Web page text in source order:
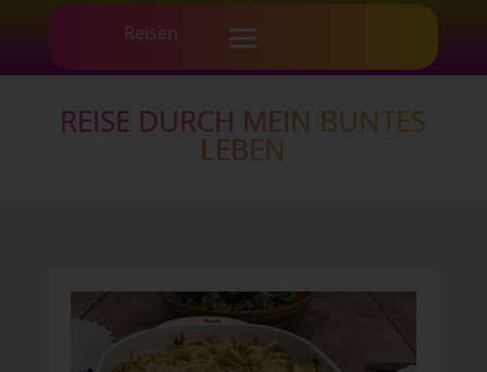
REISE DURCH MEIN BUNTES
LEBEN